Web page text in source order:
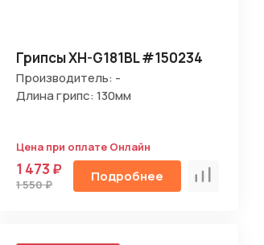
Грипсы XH-G181BL #150234
Производитель: -
Длина грипс: 130мм
Цена при оплате Онлайн
1 473 ₽
1 550 ₽ Подробнее Сравнить